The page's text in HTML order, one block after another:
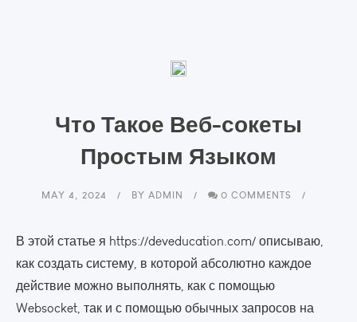
Что Такое Веб-сокеты
Простым Языком
MAY 4, 2024 BY ADMIN 0 COMMENTS
В этой статье я https://deveducation.com/ описываю,
как создать систему, в которой абсолютно каждое
действие можно выполнять, как с помощью
Websocket, так и с помощью обычных запросов на